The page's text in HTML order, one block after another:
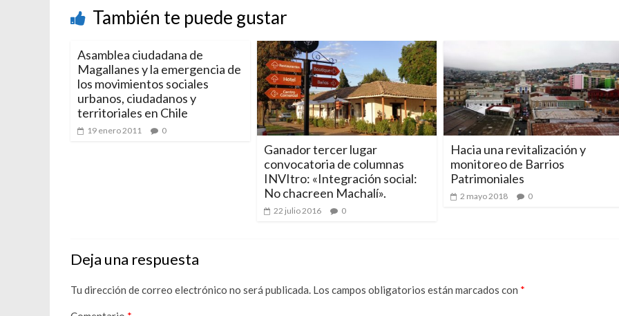
También te puede gustar
Asamblea ciudadana de
Magallanes y la emergencia de
los movimientos sociales
urbanos, ciudadanos y
territoriales en Chile
19 enero 2011 0
Ganador tercer lugar
convocatoria de columnas
INVItro: «Integración social:
No chacreen Machalí».
22 julio 2016 0
Hacia una revitalización y
monitoreo de Barrios
Patrimoniales
2 mayo 2018 0
Deja una respuesta
Tu dirección de correo electrónico no será publicada. Los campos obligatorios están marcados con *